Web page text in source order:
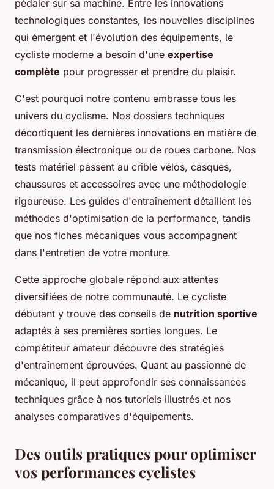
pédaler sur sa machine. Entre les innovations
technologiques constantes, les nouvelles disciplines
qui émergent et l'évolution des équipements, le
cycliste moderne a besoin d'une expertise
complète pour progresser et prendre du plaisir.
C'est pourquoi notre contenu embrasse tous les
univers du cyclisme. Nos dossiers techniques
décortiquent les dernières innovations en matière de
transmission électronique ou de roues carbone. Nos
tests matériel passent au crible vélos, casques,
chaussures et accessoires avec une méthodologie
rigoureuse. Les guides d'entraînement détaillent les
méthodes d'optimisation de la performance, tandis
que nos fiches mécaniques vous accompagnent
dans l'entretien de votre monture.
Cette approche globale répond aux attentes
diversifiées de notre communauté. Le cycliste
débutant y trouve des conseils de nutrition sportive
adaptés à ses premières sorties longues. Le
compétiteur amateur découvre des stratégies
d'entraînement éprouvées. Quant au passionné de
mécanique, il peut approfondir ses connaissances
techniques grâce à nos tutoriels illustrés et nos
analyses comparatives d'équipements.
Des outils pratiques pour optimiser
vos performances cyclistes